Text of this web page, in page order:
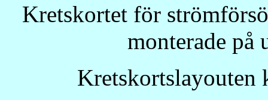
Kretskortet för
monterade på
Kretskortslayouten